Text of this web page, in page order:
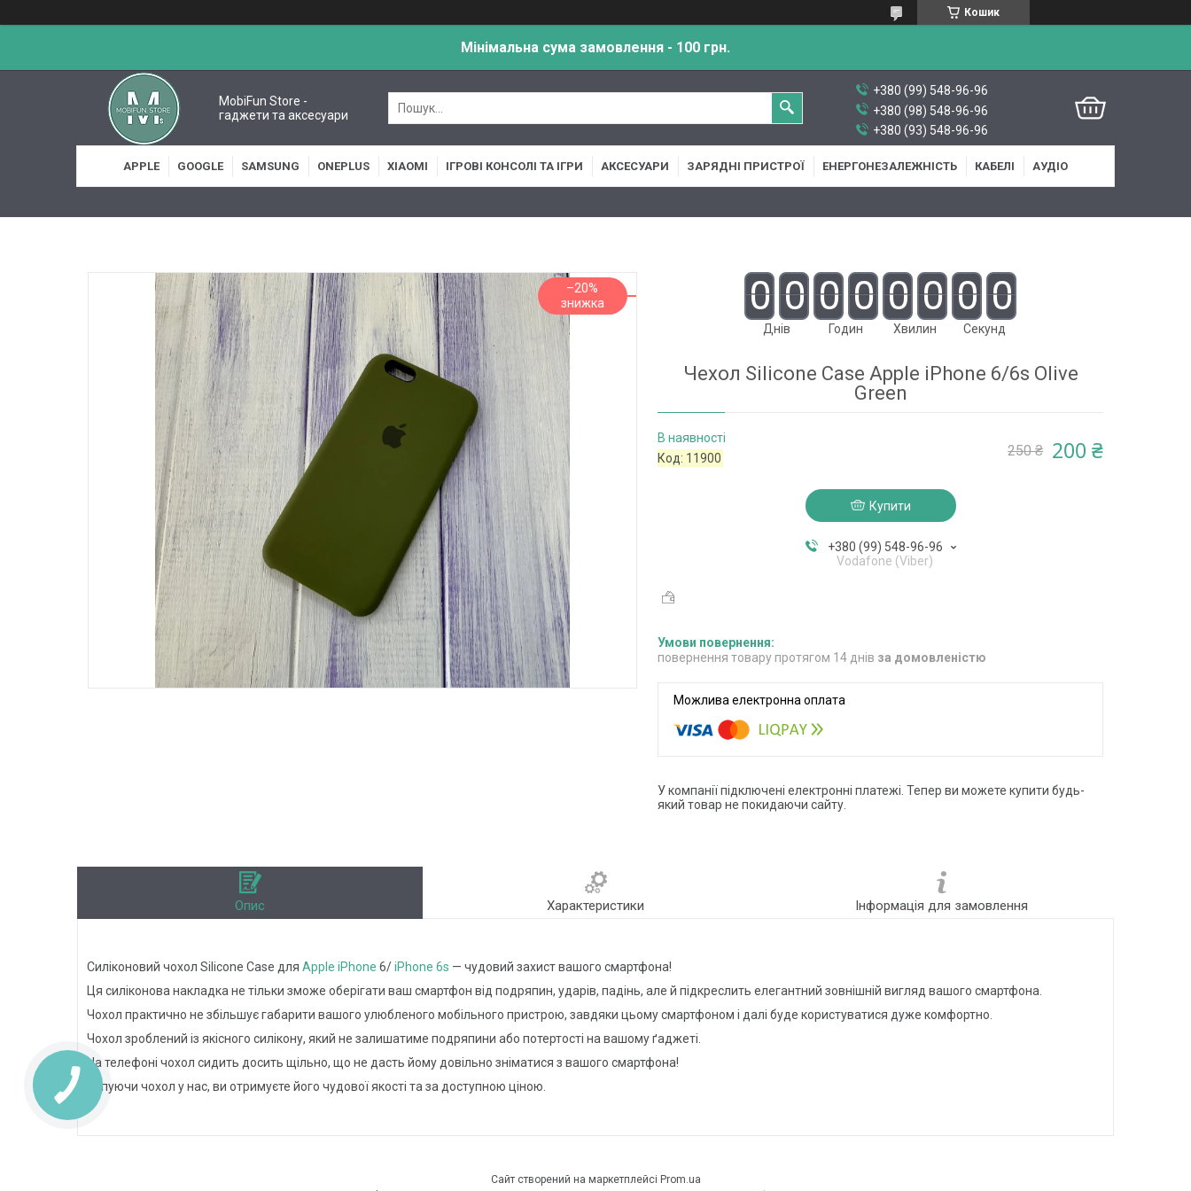
Кошик
Мінімальна сума замовлення - 100 грн.
MobiFun Store -
гаджети та аксесуари
+380 (99) 548-96-96
+380 (98) 548-96-96
+380 (93) 548-96-96
APPLE GOOGLE SAMSUNG ONEPLUS XIAOMI ІГРОВІ КОНСОЛІ ТА ІГРИ АКСЕСУАРИ ЗАРЯДНІ ПРИСТРОЇ ЕНЕРГОНЕЗАЛЕЖНІСТЬ КАБЕЛІ АУДІО
–20% 0 0
Днів
0 0
Годин
0 0
Хвилин
0 0
Секунд
Чехол Silicone Case Apple iPhone 6/6s Olive
Green
В наявності
Код: 11900 250 ₴ 200 ₴
Купити
+380 (99) 548-96-96
Vodafone (Viber)
повернення товару протягом 14 днів за домовленістю
У компанії підключені електронні платежі. Тепер ви можете купити будь-
який товар не покидаючи сайту.
Опис Характеристики Інформація для замовлення
Силіконовий чохол Silicone Case для Apple iPhone 6/iPhone 6s — чудовий захист вашого смартфона!
Ця силіконова накладка не тільки зможе оберігати ваш смартфон від подряпин, ударів, падінь, але й підкреслить елегантний зовнішній вигляд вашого смартфона.
Чохол практично не збільшує габарити вашого улюбленого мобільного пристрою, завдяки цьому смартфоном і далі буде користуватися дуже комфортно.
Чохол зроблений із якісного силікону, який не залишатиме подряпини або потертості на вашому ґаджеті.
На телефоні чохол сидить досить щільно, що не дасть йому довільно зніматися з вашого смартфона!
Купуючи чохол у нас, ви отримуєте його чудової якості та за доступною ціною.
Сайт створений на маркетплейсі Prom.ua